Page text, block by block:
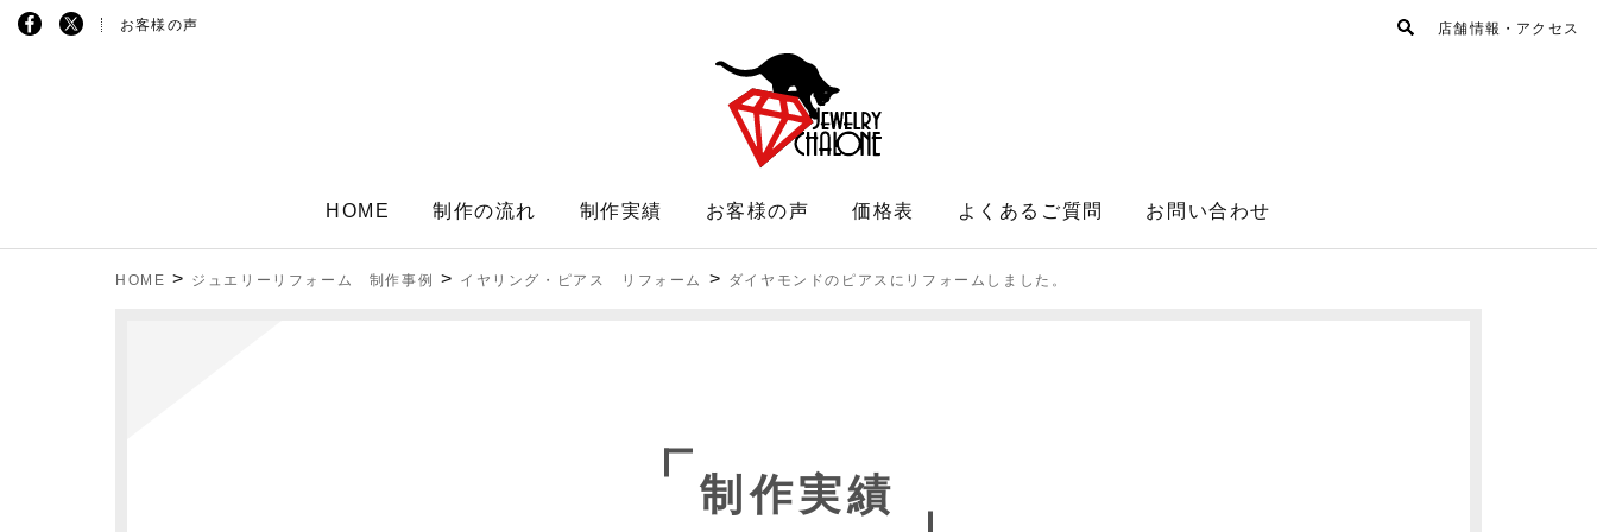
お客様の声 店舗情報・アクセス
HOME 制作の流れ 制作実績 お客様の声 価格表 よくあるご質問 お問い合わせ
HOME > ジュエリーリフォーム 制作事例 > イヤリング・ピアス リフォーム > ダイヤモンドのピアスにリフォームしました。
制作実績